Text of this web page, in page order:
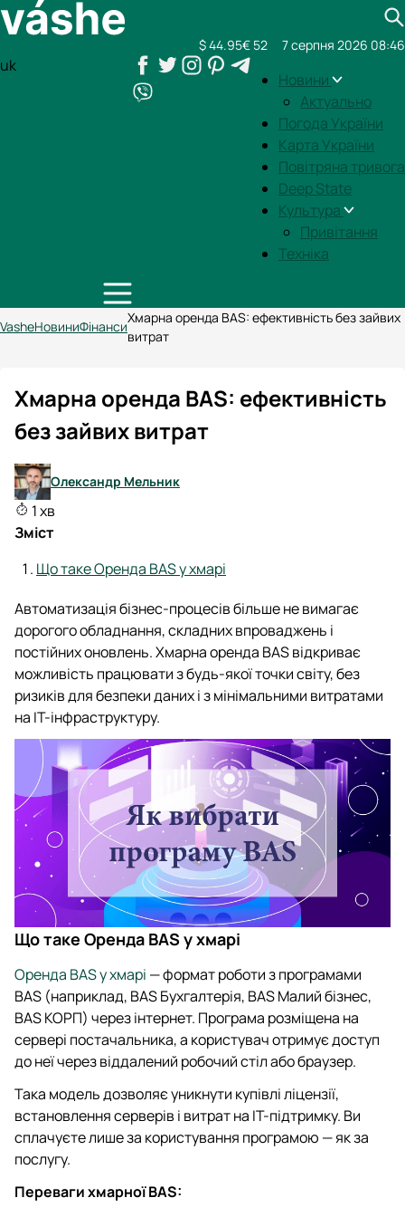
uk
Новини
Актуально
Погода України
Карта України
Повітряна тривога
Deep State
Культура
Привітання
Техніка
$ 44.95€ 52 7 серпня 2026 08:46
VasheНовиниФінанси
Хмарна оренда BAS: ефективність без зайвих
витрат
Хмарна оренда BAS: ефективність
без зайвих витрат
Олександр Мельник
1 хв
Зміст
Що таке Оренда BAS у хмарі
Автоматизація бізнес-процесів більше не вимагає
дорогого обладнання, складних впроваджень і
постійних оновлень. Хмарна оренда BAS відкриває
можливість працювати з будь-якої точки світу, без
ризиків для безпеки даних і з мінімальними витратами
на ІТ-інфраструктуру.
Що таке Оренда BAS у хмарі
Оренда BAS у хмарі — формат роботи з програмами
BAS (наприклад, BAS Бухгалтерія, BAS Малий бізнес,
BAS КОРП) через інтернет. Програма розміщена на
сервері постачальника, а користувач отримує доступ
до неї через віддалений робочий стіл або браузер.
Така модель дозволяє уникнути купівлі ліцензії,
встановлення серверів і витрат на ІТ-підтримку. Ви
сплачуєте лише за користування програмою — як за
послугу.
Переваги хмарної BAS: